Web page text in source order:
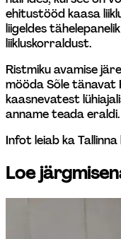
ehitustööd kaasa
liigeldes
liikluskorraldust.
Ristmiku avamise
mööda Sõle tänavat
kaasnevatest
anname teada eraldi.
Infot leiab ka Tallinna
Loe